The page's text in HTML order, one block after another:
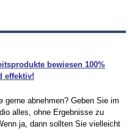
bewiesen 100%
effektiv!
gerne abnehmen? Geben Sie im
alles, ohne Ergebnisse zu
ja, dann sollten Sie vielleicht